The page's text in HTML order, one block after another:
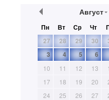
Август
Пн Вт Ср Чт
27
28 29 30
3
4 5 6
10
11 12 13
17
18 19 20
24
25 26 27